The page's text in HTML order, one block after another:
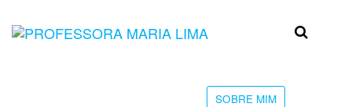
Professora
faculdade
SOBRE MIM